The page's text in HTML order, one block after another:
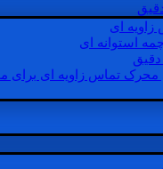
زاویه ای
استوانه ای
محرک تماس زاویه ای برای